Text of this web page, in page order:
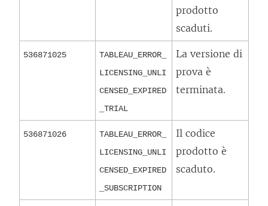
prodotto
scaduti.
536871025
TABLEAU_ERROR_
LICENSING_UNLI
CENSED_EXPIRED
_TRIAL
La versione di
prova è
terminata.
536871026
TABLEAU_ERROR_
LICENSING_UNLI
CENSED_EXPIRED
_SUBSCRIPTION
Il codice
prodotto è
scaduto.